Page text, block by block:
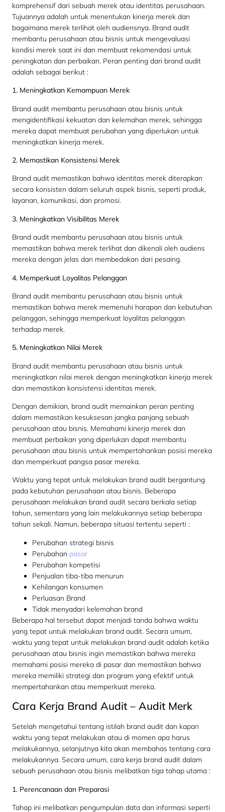
komprehensif dari sebuah merek atau identitas perusahaan.
Tujuannya adalah untuk menentukan kinerja merek dan
bagaimana merek terlihat oleh audiensnya. Brand audit
membantu perusahaan atau bisnis untuk mengevaluasi
kondisi merek saat ini dan membuat rekomendasi untuk
peningkatan dan perbaikan. Peran penting dari brand audit
adalah sebagai berikut :
1. Meningkatkan Kemampuan Merek
Brand audit membantu perusahaan atau bisnis untuk
mengidentifikasi kekuatan dan kelemahan merek, sehingga
mereka dapat membuat perubahan yang diperlukan untuk
meningkatkan kinerja merek.
2. Memastikan Konsistensi Merek
Brand audit memastikan bahwa identitas merek diterapkan
secara konsisten dalam seluruh aspek bisnis, seperti produk,
layanan, komunikasi, dan promosi.
3. Meningkatkan Visibilitas Merek
Brand audit membantu perusahaan atau bisnis untuk
memastikan bahwa merek terlihat dan dikenali oleh audiens
mereka dengan jelas dan membedakan dari pesaing.
4. Memperkuat Loyalitas Pelanggan
Brand audit membantu perusahaan atau bisnis untuk
memastikan bahwa merek memenuhi harapan dan kebutuhan
pelanggan, sehingga memperkuat loyalitas pelanggan
terhadap merek.
5. Meningkatkan Nilai Merek
Brand audit membantu perusahaan atau bisnis untuk
meningkatkan nilai merek dengan meningkatkan kinerja merek
dan memastikan konsistensi identitas merek.
Dengan demikian, brand audit memainkan peran penting
dalam memastikan kesuksesan jangka panjang sebuah
perusahaan atau bisnis. Memahami kinerja merek dan
membuat perbaikan yang diperlukan dapat membantu
perusahaan atau bisnis untuk mempertahankan posisi mereka
dan memperkuat pangsa pasar mereka.
Waktu yang tepat untuk melakukan brand audit bergantung
pada kebutuhan perusahaan atau bisnis. Beberapa
perusahaan melakukan brand audit secara berkala setiap
tahun, sementara yang lain melakukannya setiap beberapa
tahun sekali. Namun, beberapa situasi tertentu seperti :
Perubahan strategi bisnis
Perubahan pasar
Perubahan kompetisi
Penjualan tiba-tiba menurun
Kehilangan konsumen
Perluasan Brand
Tidak menyadari kelemahan brand
Beberapa hal tersebut dapat menjadi tanda bahwa waktu
yang tepat untuk melakukan brand audit. Secara umum,
waktu yang tepat untuk melakukan brand audit adalah ketika
perusahaan atau bisnis ingin memastikan bahwa mereka
memahami posisi mereka di pasar dan memastikan bahwa
mereka memiliki strategi dan program yang efektif untuk
mempertahankan atau memperkuat mereka.
Cara Kerja Brand Audit – Audit Merk
Setelah mengetahui tentang istilah brand audit dan kapan
waktu yang tepat melakukan atau di momen apa harus
melakukannya, selanjutnya kita akan membahas tentang cara
melakukannya. Secara umum, cara kerja brand audit dalam
sebuah perusahaan atau bisnis melibatkan tiga tahap utama :
1. Perencanaan dan Preparasi
Tahap ini melibatkan pengumpulan data dan informasi seperti